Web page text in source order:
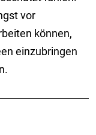
vor
können,
einzubringen